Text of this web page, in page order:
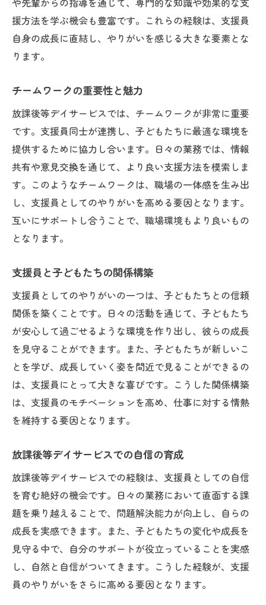
援方法を学ぶ機会も豊富です。これらの経験は、支援員
自身の成長に直結し、やりがいを感じる大きな要素とな
ります。
チームワークの重要性と魅力
放課後等デイサービスでは、チームワークが非常に重要
です。支援員同士が連携し、子どもたちに最適な環境を
提供するために協力し合います。日々の業務では、情報
共有や意見交換を通じて、より良い支援方法を模索しま
す。このようなチームワークは、職場の一体感を生み出
し、支援員としてのやりがいを高める要因となります。
互いにサポートし合うことで、職場環境もより良いもの
となります。
支援員と子どもたちの関係構築
支援員としてのやりがいの一つは、子どもたちとの信頼
関係を築くことです。日々の活動を通じて、子どもたち
が安心して過ごせるような環境を作り出し、彼らの成長
を見守ることができます。また、子どもたちが新しいこ
とを学び、成長していく姿を間近で見ることができるの
は、支援員にとって大きな喜びです。こうした関係構築
は、支援員のモチベーションを高め、仕事に対する情熱
を維持する要因となります。
放課後等デイサービスでの自信の育成
放課後等デイサービスでの経験は、支援員としての自信
を育む絶好の機会です。日々の業務において直面する課
題を乗り越えることで、問題解決能力が向上し、自らの
成長を実感できます。また、子どもたちの変化や成長を
見守る中で、自分のサポートが役立っていることを実感
し、自然と自信がついてきます。こうした経験が、支援
員のやりがいをさらに高める要因となります。